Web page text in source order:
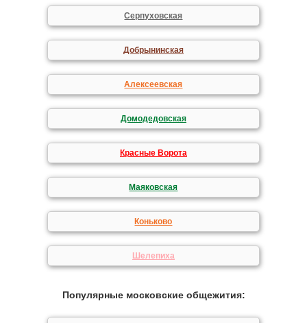
Серпуховская
Добрынинская
Алексеевская
Домодедовская
Красные Ворота
Маяковская
Коньково
Шелепиха
Популярные московские общежития: